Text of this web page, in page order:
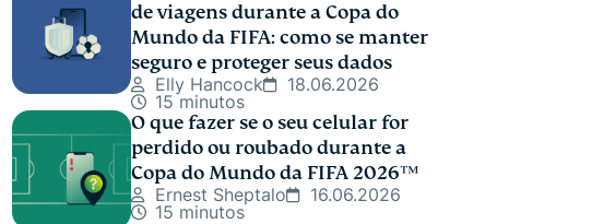
de viagens durante a Copa do
Mundo da FIFA: como se manter
seguro e proteger seus dados
Elly Hancock
18.06.2026
15 minutos
O que fazer se o seu celular for
perdido ou roubado durante a
Copa do Mundo da FIFA 2026™
Ernest Sheptalo
16.06.2026
15 minutos